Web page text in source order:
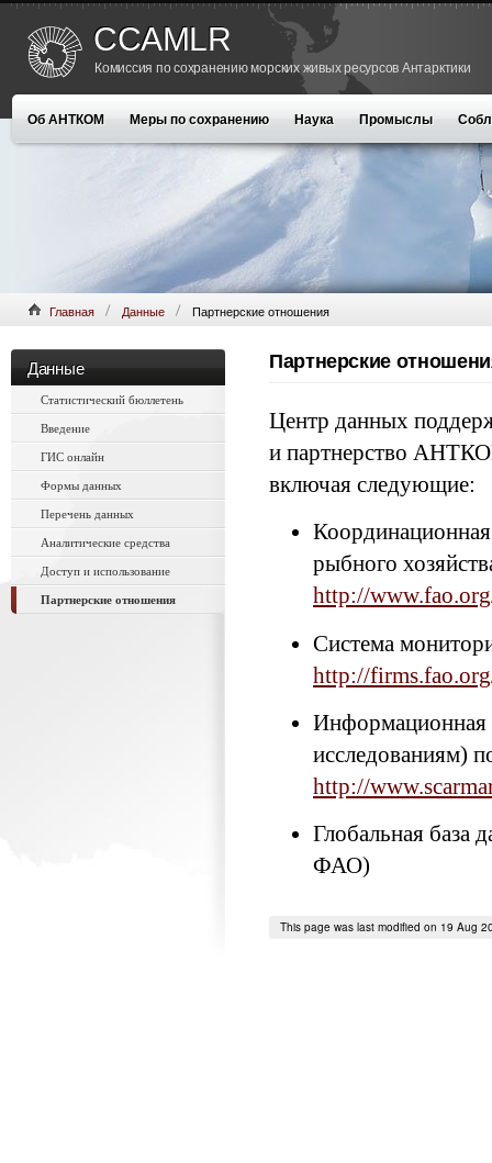
CCAMLR
Комиссия по сохранению морских живых ресурсов Антарктики
Об АНТКОМ Меры по сохранению Наука Промыслы
Главная Данные Партнерские отношения
Данные
Статистический бюллетень
Введение
ГИС онлайн
Формы данных
Перечень данных
Аналитические средства
Доступ и использование
Партнерские отношения
Партнерские
Центр данных
и партнерство
включая следующие:
Координационная
рыбного
http://
Система
http://
Информационная
исследованиям)
http://
Глобальная база
ФАО)
This page was last modified on 19 Aug